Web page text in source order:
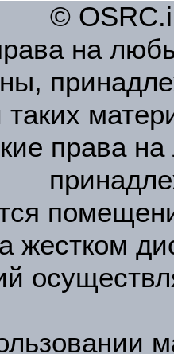
©
на
таких
права
жестком